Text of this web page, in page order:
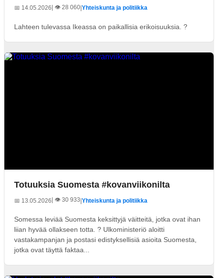
📅 14.05.2026| 👁️ 28 060 Yhteiskunta ja politiikka
Lahteen tulevassa Ikeassa on paikallisia erikoisuuksia. ?
Totuuksia Suomesta #kovanviikonilta
📅 13.05.2026 | 👁️ 30 933|Yhteiskunta ja politiikka
Somessa leviää Suomesta keksittyjä väitteitä, jotka ovat ihan
liian hyvää ollakseen totta. ? Ulkoministeriö aloitti
vastakampanjan ja postasi edistyksellisiä asioita Suomesta,
jotka ovat täyttä faktaa...